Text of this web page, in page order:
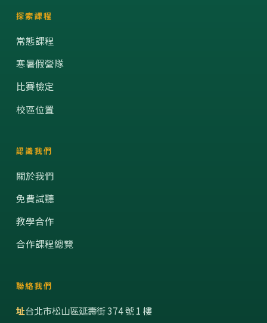
探索課程
常態課程
寒暑假營隊
比賽檢定
校區位置
認識我們
關於我們
免費試聽
教學合作
合作課程總覽
聯絡我們
址台北市松山區延壽街 374 號 1 樓